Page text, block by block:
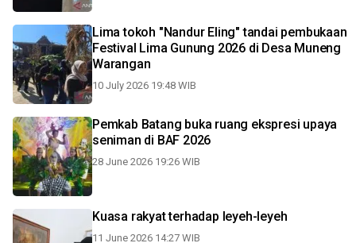
Lima tokoh "Nandur Eling" tandai pembukaan
Festival Lima Gunung 2026 di Desa Muneng
Warangan
10 July 2026 19:48 WIB
Pemkab Batang buka ruang ekspresi upaya
seniman di BAF 2026
28 June 2026 19:26 WIB
Kuasa rakyat terhadap leyeh-leyeh
11 June 2026 14:27 WIB